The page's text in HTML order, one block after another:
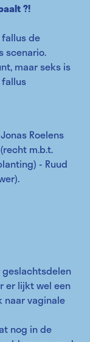
?!
de
scenario.
maar seks is
Roelens
m.b.t.
- Ruud
geslachtsdelen
er lijkt wel een
naar vaginale
nog in de